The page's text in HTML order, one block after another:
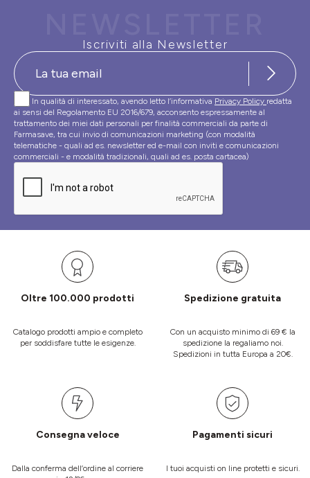
Iscriviti alla Newsletter
In qualità di interessato, avendo letto l’informativa Privacy Policy redatta
ai sensi del Regolamento EU 2016/679, acconsento espressamente al
trattamento dei miei dati personali per finalità commerciali da parte di
Farmasave, tra cui invio di comunicazioni marketing (con modalità
telematiche - quali ad es. newsletter ed e-mail con inviti e comunicazioni
commerciali - e modalità tradizionali, quali ad es. posta cartacea)
Oltre 100.000 prodotti
Catalogo prodotti ampio e completo
per soddisfare tutte le esigenze.
Spedizione gratuita
Con un acquisto minimo di 69 € la
spedizione la regaliamo noi.
Spedizioni in tutta Europa a 20€.
Consegna veloce
Dalla conferma dell’ordine al corriere
Pagamenti sicuri
I tuoi acquisti on line protetti e sicuri.